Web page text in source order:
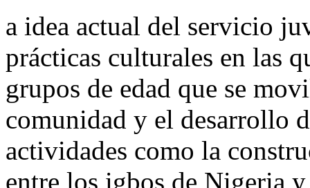
a idea actual del servicio
prácticas culturales en las
grupos de edad que se
comunidad y el desarrollo
actividades como la
entre los igbos de Nigeria